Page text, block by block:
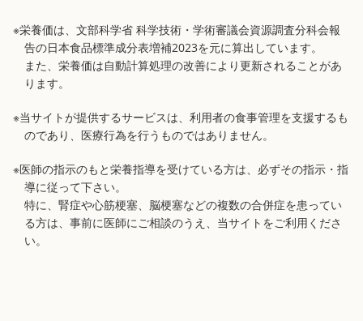
※栄養価は、文部科学省 科学技術・学術審議会資源調査分科会報
告の日本食品標準成分表増補2023を元に算出しています。
また、栄養価は自動計算処理の改善により更新されることがあ
ります。
※当サイトが提供するサービスは、利用者の食事管理を支援するも
のであり、医療行為を行うものではありません。
※医師の指示のもと栄養指導を受けている方は、必ずその指示・指
導に従って下さい。
特に、腎症や心筋梗塞、脳梗塞などの複数の合併症を患ってい
る方は、事前に医師にご相談のうえ、当サイトをご利用くださ
い。